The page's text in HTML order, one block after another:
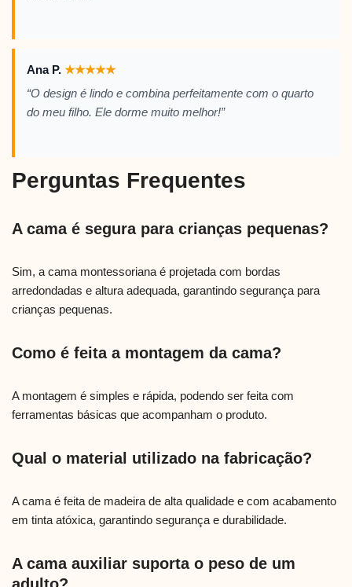
Ana P. ★★★★★
“O design é lindo e combina perfeitamente com o quarto
do meu filho. Ele dorme muito melhor!”
Perguntas Frequentes
A cama é segura para crianças pequenas?
Sim, a cama montessoriana é projetada com bordas
arredondadas e altura adequada, garantindo segurança para
crianças pequenas.
Como é feita a montagem da cama?
A montagem é simples e rápida, podendo ser feita com
ferramentas básicas que acompanham o produto.
Qual o material utilizado na fabricação?
A cama é feita de madeira de alta qualidade e com acabamento
em tinta atóxica, garantindo segurança e durabilidade.
A cama auxiliar suporta o peso de um